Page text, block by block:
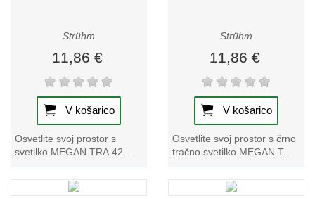
Strühm
11,86 €
V košarico
Osvetlite svoj prostor s
svetilko MEGAN TRA 42
GU10 bela track light. Ta
edinstveni izdelek iz naše
kolekcije tračnih...
Strühm
11,86 €
V košarico
Osvetlite svoj prostor s črno
tračno svetilko MEGAN TRA
42 GU10. Ta edinstvena
tračna svetilka ponuja